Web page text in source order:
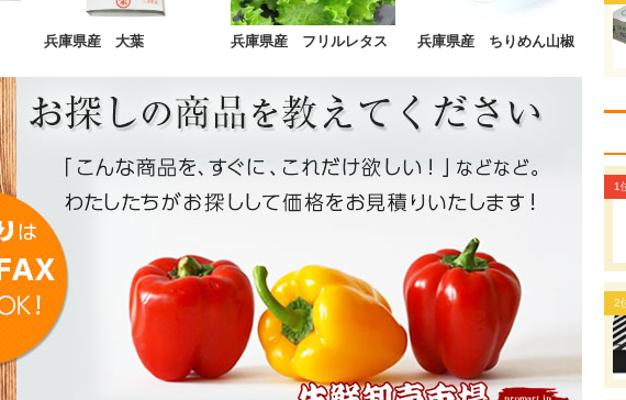
兵庫県産 大葉 兵庫県産 フリルレタス 兵庫県産 ちりめん山椒